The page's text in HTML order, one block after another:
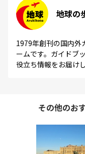
地球の
1979年創刊の国内外
ームです。ガイドブ
役立ち情報をお届けし
その他のお